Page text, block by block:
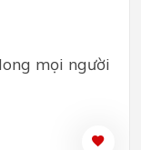
mọi người